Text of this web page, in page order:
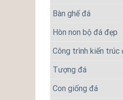
Bàn ghế đá
Hòn non bộ đá đẹp
Công trình kiến trúc
Tượng đá
Con giống đá